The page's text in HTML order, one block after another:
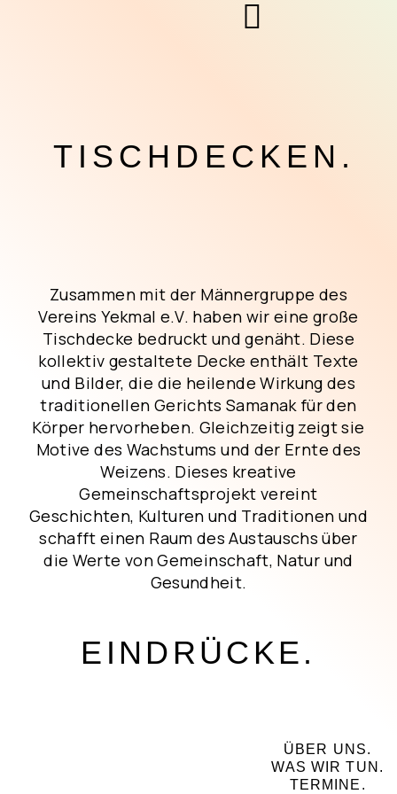
TISCHDECKEN.
Zusammen mit der Männergruppe des
Vereins Yekmal e.V. haben wir eine große
Tischdecke bedruckt und genäht. Diese
kollektiv gestaltete Decke enthält Texte
und Bilder, die die heilende Wirkung des
traditionellen Gerichts Samanak für den
Körper hervorheben. Gleichzeitig zeigt sie
Motive des Wachstums und der Ernte des
Weizens. Dieses kreative
Gemeinschaftsprojekt vereint
Geschichten, Kulturen und Traditionen und
schafft einen Raum des Austauschs über
die Werte von Gemeinschaft, Natur und
Gesundheit.
EINDRÜCKE.
ÜBER UNS.
WAS WIR TUN.
TERMINE.